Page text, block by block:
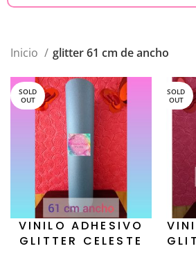
Inicio glitter 61 cm de ancho
SOLD
OUT
VINILO ADHESIVO
GLITTER CELESTE
SOLD
OUT